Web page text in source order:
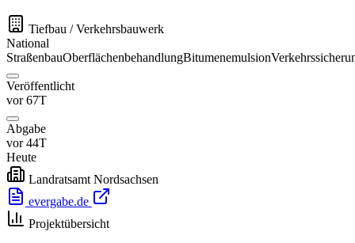
Tiefbau / Verkehrsbauwerk
National
StraßenbauOberflächenbehandlungBitumenemulsion
Veröffentlicht
vor 67T
Abgabe
vor 44T
Heute
Landratsamt Nordsachsen
evergabe.de
Projektübersicht